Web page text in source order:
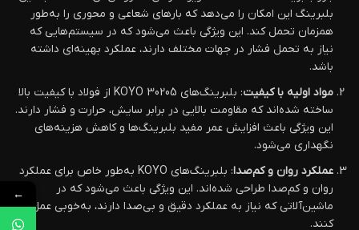
بلبرینگ این امکان را می‌دهد که بارهای شعاعی و محوری را به‌طور
همزمان تحمل کند. این ویژگی باعث می‌شود که در سیستم‌هایی که
نیاز به تحمل فشار در جهات مختلف دارند، عملکرد بهینه‌ای داشته
باشد.
مواد اولیه با کیفیت
: بلبرینگ‌های KOYO 30205 از فولاد با کیفیت بالا
ساخته شده‌اند که مقاومت بالایی در برابر سایش، حرارت و فشار دارند.
این ویژگی باعث افزایش عمر مفید بلبرینگ‌ها و کاهش هزینه‌های
نگهداری می‌شود.
عملکرد روان و کم‌صدا
: بلبرینگ‌های KOYO به‌طور خاص برای عملکرد
روان و کم‌صدا طراحی شده‌اند. این ویژگی باعث می‌شود که در
ماشین‌آلاتی که نیاز به عملکرد دقیق و بی‌صدا دارند، به‌خوبی عمل
کنند.
←